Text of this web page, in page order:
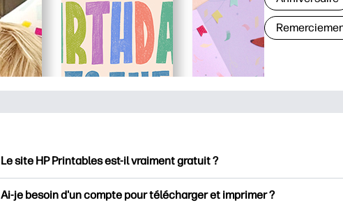
Le site HP Printables est-il vraiment gratuit ?
Ai-je besoin d'un compte pour télécharger et imprimer ?